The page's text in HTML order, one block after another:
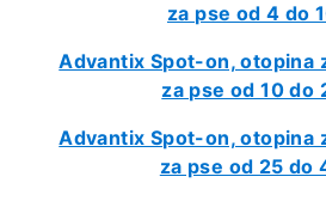
za pse od 4 do
Advantix Spot-on, otopina
za pse od 10 do
Advantix Spot-on, otopina
za pse od 25 do